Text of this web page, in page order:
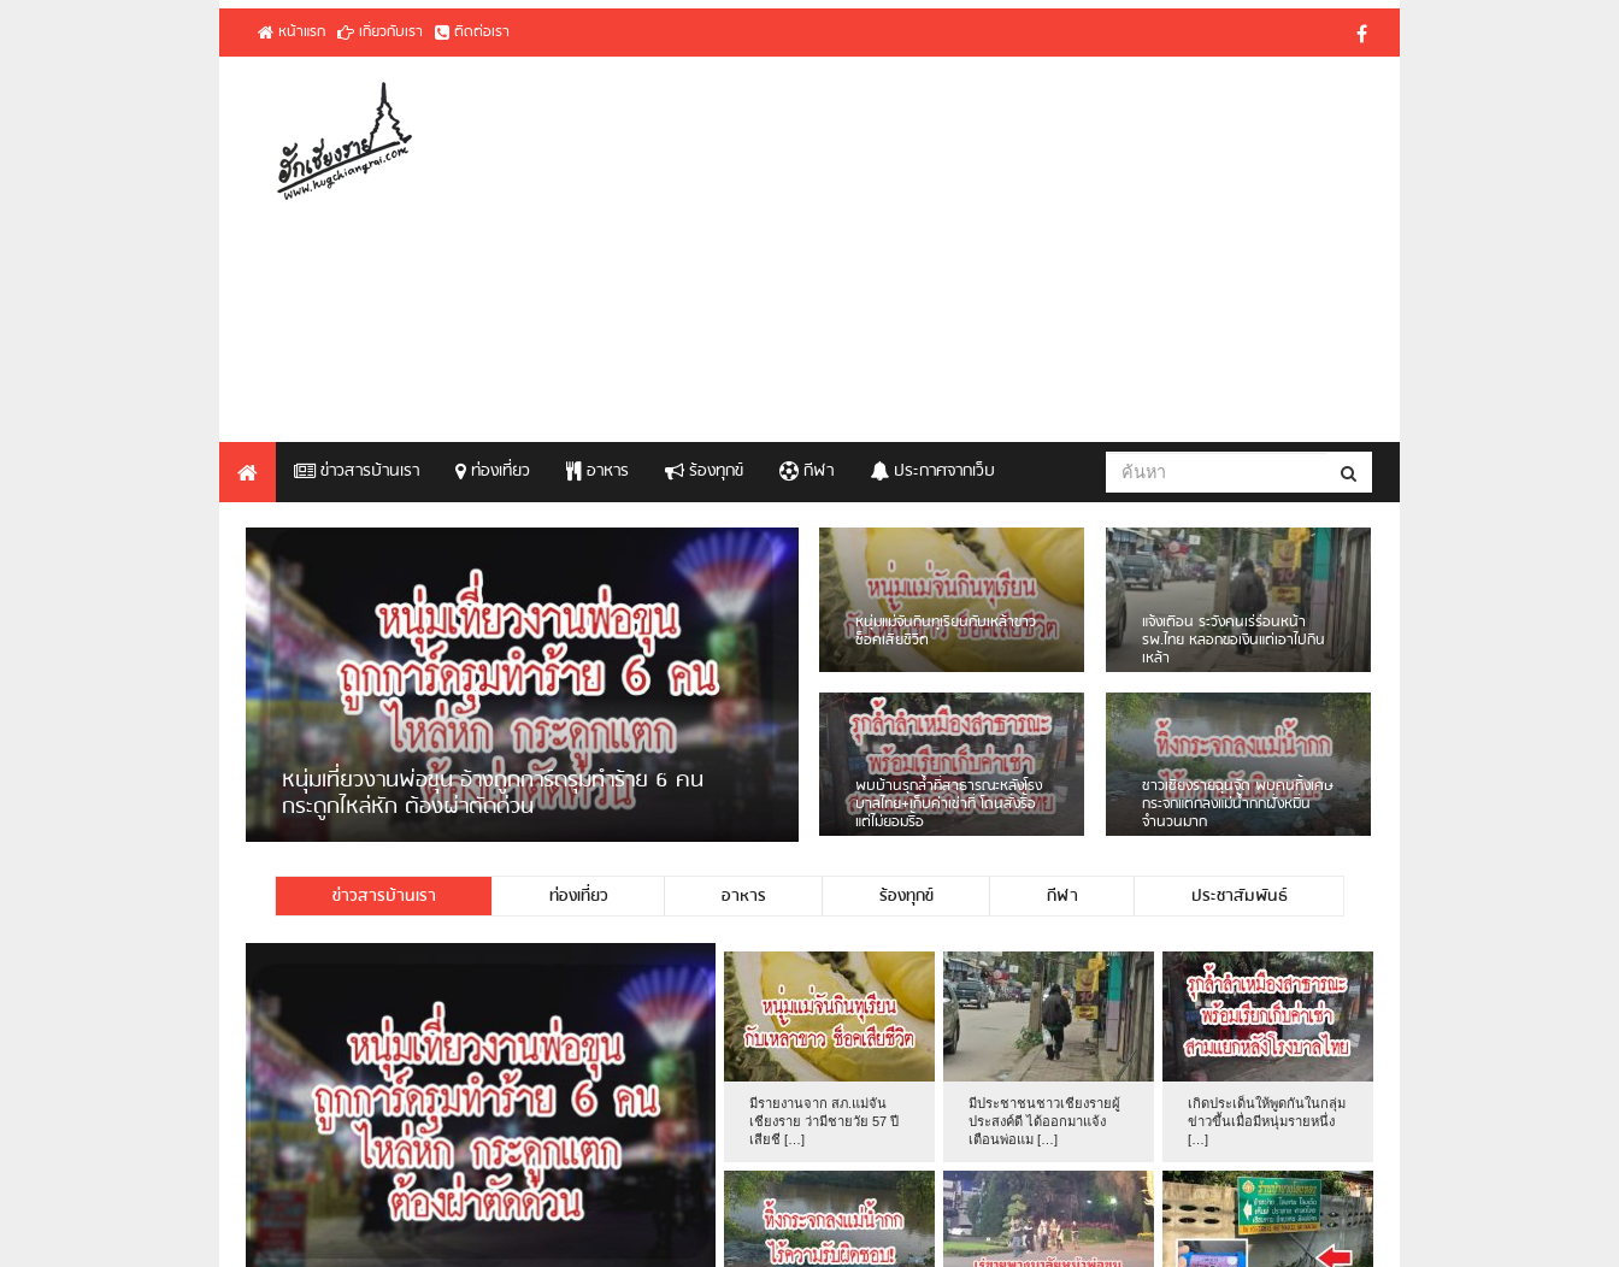
หน้าแรก เกี่ยวกับเรา ติดต่อเรา
ข่าวสารบ้านเรา ท่องเที่ยว อาหาร ร้องทุกข์ กีฬา ประกาศจากเว็บ
ชาวเน็ตสวดยับ! พบพม่าเร่ขายพวงมาลัยหน้าพ่อขุนฯ
พอไม่ซื้อเดินตาม
มีชาวเน็ตรายหนึ่งซึ่งแจ้งว่าตนเองไม่ใช่ประชาชนชาวเชียงร […]
ชาวเน็ตฮา! รถเครื่องแม่สายชน
ป้ายร้านโลงศพแล้วหนี พบเสาหัก
เบรคหัก หวิดได้ใช้บริการ
เดือนร้อน! ชาวเชียงรายบ่นรถ
Isuzu สีขาวซิ่งบายพาสเสียงดัง
สร้างความรำคาญ
หนุ่มเจียงฮายจ่ม พบถังน้ำดื่มตก
กลางถนน รถเครื่องหลบไม่ทันล้ม
บาดเจ็บ
ชาวผาลั้ง โวย ไร้หน่วยงานดูแล
ดินสไลด์ ต้องจัดการกันเอง
ข่าวสารบ้านเรา ท่องเที่ยว อาหาร ร้องทุกข์ กีฬา ประชาสัมพันธ์
มีรายงานจาก สภ.แม่จัน
เชียงราย ว่ามีชายวัย 57 ปี
เสียชี […]
มีประชาชนชาวเชียงรายผู้
ประสงค์ดี ได้ออกมาแจ้ง
เตือนพ่อแม […]
เกิดประเด็นให้พูดกันในกลุ่ม
ข่าวขึ้นเมื่อมีหนุ่มรายหนึ่ง
[…]